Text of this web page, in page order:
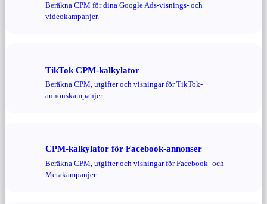
Beräkna CPM för dina Google Ads-visnings- och
videokampanjer.
TikTok CPM-kalkylator
Beräkna CPM, utgifter och visningar för TikTok-
annonskampanjer.
CPM-kalkylator för Facebook-annonser
Beräkna CPM, utgifter och visningar för Facebook- och
Metakampanjer.